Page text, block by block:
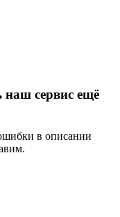
наш сервис ещё
в описании